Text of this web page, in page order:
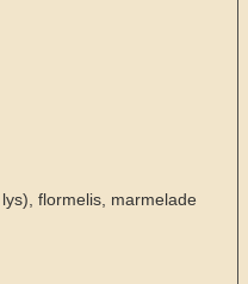
flormelis, marmelade